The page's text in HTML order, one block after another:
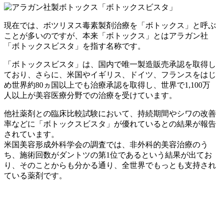
現在では、ボツリヌス毒素製剤治療を「ボトックス」と呼ぶ
ことが多いのですが、本来「ボトックス」とはアラガン社
「ボトックスビスタ」を指す名称です。
「ボトックスビスタ」は、国内で唯一製造販売承認を取得し
ており、さらに、米国やイギリス、ドイツ、フランスをはじ
め世界約80ヵ国以上でも治療承認を取得し、世界で1,100万
人以上が美容医療分野での治療を受けています。
他社薬剤との臨床比較試験において、持続期間やシワの改善
率などに「ボトックスビスタ」が優れているとの結果が報告
されています。
米国美容形成外科学会の調査では、非外科的美容治療のう
ち、施術回数がダントツの第1位であるという結果が出てお
り、そのことからも分かる通り、全世界でもっとも支持され
ている薬剤です。